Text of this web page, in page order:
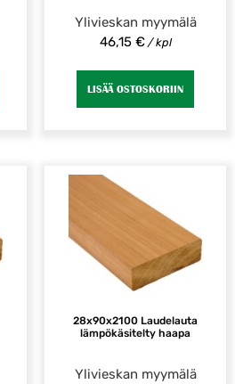
Ylivieskan myymälä
46,15 €/ kpl
LISÄÄ OSTOSKORIIN
28x90x2100 Laudelauta
lämpökäsitelty haapa
Ylivieskan myymälä